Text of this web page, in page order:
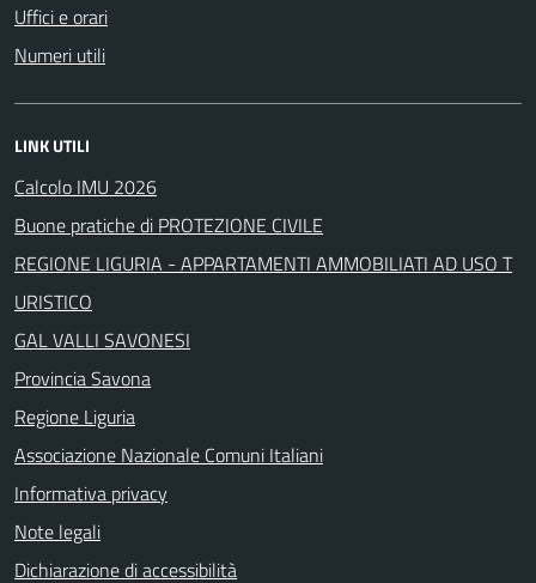
Uffici e orari
Numeri utili
LINK UTILI
Calcolo IMU 2026
Buone pratiche di PROTEZIONE CIVILE
REGIONE LIGURIA - APPARTAMENTI AMMOBILIATI AD USO T
URISTICO
GAL VALLI SAVONESI
Provincia Savona
Regione Liguria
Associazione Nazionale Comuni Italiani
Informativa privacy
Note legali
Dichiarazione di accessibilità